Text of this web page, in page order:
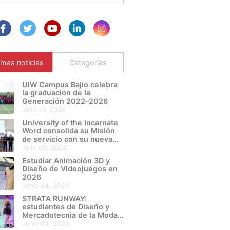
noticias Categorías
UIW Campus Bajío celebra
la graduación de la
Generación 2022–2026
julio 31, 2026
University of the Incarnate
Word consolida su Misión
de servicio con su nueva
Sede León Metropolitano
julio 09, 2026
Estudiar Animación 3D y
Diseño de Videojuegos en
2026
junio 24, 2026
STRATA RUNWAY:
estudiantes de Diseño y
Mercadotecnia de la Moda
de UIW Campus Bajío
junio 04, 2026